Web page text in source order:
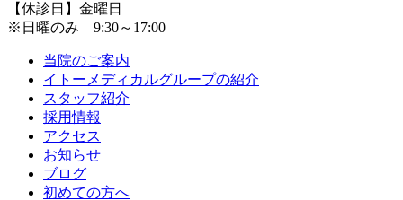
【休診日】金曜日
※日曜のみ 9:30～17:00
当院のご案内
イトーメディカルグループの紹介
スタッフ紹介
採用情報
アクセス
お知らせ
ブログ
初めての方へ